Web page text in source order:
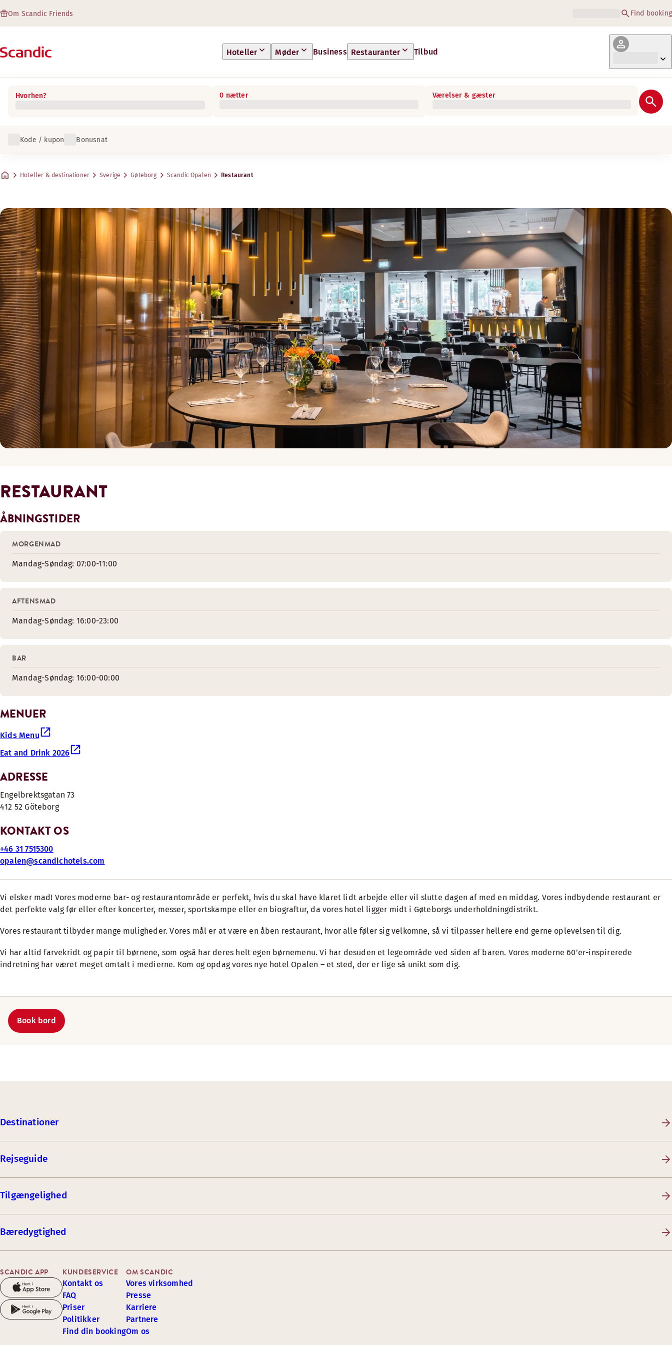
Om Scandic Friends Find booking
Hoteller Møder Business Restauranter Tilbud
Hvorhen? 0 nætter Værelser & gæster
Kode / kupon Bonusnat
Hoteller & destinationer Sverige Gøteborg Scandic Opalen Restaurant
RESTAURANT
ÅBNINGSTIDER
MORGENMAD
Mandag-Søndag: 07:00-11:00
AFTENSMAD
Mandag-Søndag: 16:00-23:00
BAR
Mandag-Søndag: 16:00-00:00
MENUER
Kids Menu
Eat and Drink 2026
ADRESSE
Engelbrektsgatan 73
412 52 Göteborg
KONTAKT OS
+46 31 7515300
opalen@scandichotels.com
Vi elsker mad! Vores moderne bar- og restaurantområde er perfekt, hvis du skal have klaret lidt arbejde eller vil slutte dagen af med en middag. Vores indbydende restaurant er
det perfekte valg før eller efter koncerter, messer, sportskampe eller en biograftur, da vores hotel ligger midt i Gøteborgs underholdningdistrikt.
Vores restaurant tilbyder mange muligheder. Vores mål er at være en åben restaurant, hvor alle føler sig velkomne, så vi tilpasser hellere end gerne oplevelsen til dig.
Vi har altid farvekridt og papir til børnene, som også har deres helt egen børnemenu. Vi har desuden et legeområde ved siden af baren. Vores moderne 60’er-inspirerede
indretning har været meget omtalt i medierne. Kom og opdag vores nye hotel Opalen – et sted, der er lige så unikt som dig.
Book bord
Destinationer
Rejseguide
Tilgængelighed
Bæredygtighed
SCANDIC APP KUNDESERVICE
Kontakt os
FAQ
Priser
Politikker
Find din booking
OM SCANDIC
Vores virksomhed
Presse
Karriere
Partnere
Om os